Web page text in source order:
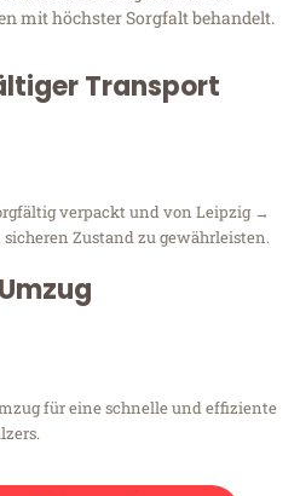
mit höchster Sorgfalt behandelt.
Transport
verpackt und von Leipzig →
Zustand zu gewährleisten.
für eine schnelle und effiziente